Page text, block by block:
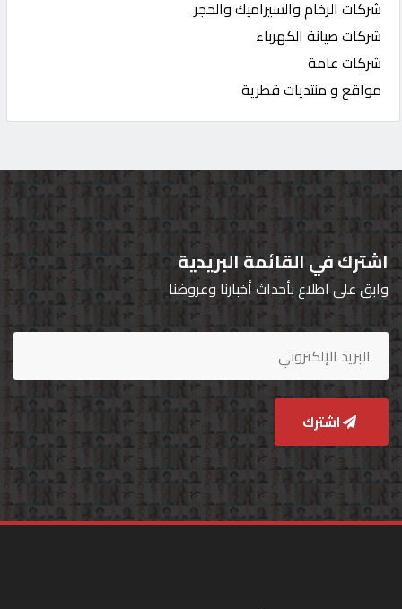
شركات الرخام والسيراميك والحجر
شركات صيانة الكهرباء
شركات عامة
مواقع و منتديات قطرية
اشترك في القائمة البريدية
وابق على اطلاع بأحداث أخبارنا وعروضنا
اشترك